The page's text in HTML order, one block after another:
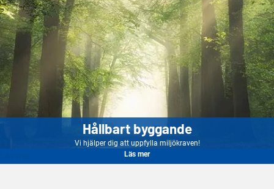
Hållbart byggande
Vi hjälper dig att uppfylla miljökraven!
Läs mer